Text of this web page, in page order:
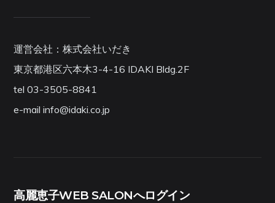
運営会社：株式会社いだき
東京都港区六本木3-4-16 IDAKI Bldg.2F
tel 03-3505-8841
e-mail info@idaki.co.jp
高麗恵子WEB SALONへログイン